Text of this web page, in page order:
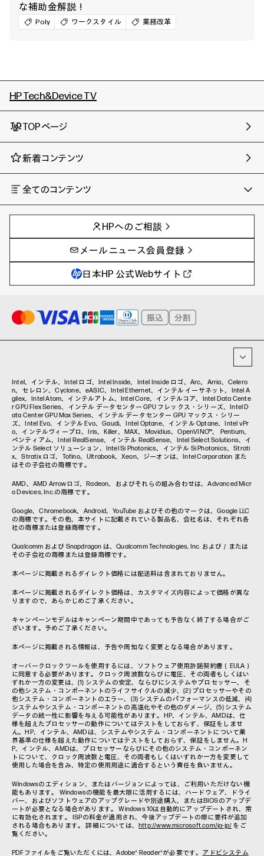
な補助金解説！
Poly ワークスタイル 業務改革
HP Tech&Device TV
TOPページ
新着コンテンツ
全てのコンテンツ
AIの進化と活用事例
製品トレンド & レビュー
サイバーセキュリティ
教育とテクノロジー
ハイブリッドワーク
プリンター
事例
イベントレポート
AI PC
AIワークステーション
Poly
WXP（DEXツール）
タグ一覧
HPへのご相談
メールニュース会員登録
日本HP 公式Webサイト
Intel、インテル、Intel ロゴ、Intel Inside、Intel Inside ロゴ、Arc、Arria、Celero
n、セレロン、Cyclone、eASIC、Intel Ethernet、インテル イーサネット、Intel A
gilex、Intel Atom、インテルアトム、Intel Core、インテルコア、Intel Data Cente
r GPU Flex Series、インテル データセンター GPU フレックス・シリーズ、Intel D
ata Center GPU Max Series、インテル データセンター GPU マックス・シリー
ズ、Intel Evo、インテル Evo、Gaudi、Intel Optane、インテル Optane、Intel vPr
o、インテルヴィープロ、Iris、Killer、MAX、Movidius、OpenVINO™、 Pentium、
ペンティアム、Intel RealSense、インテル RealSense、Intel Select Solutions、イ
ンテル Select ソリューション、Intel Si Photonics、インテル Si Photonics、Strati
x、Stratix ロゴ、Tofino、Ultrabook、Xeon、ジーオンは、Intel Corporation また
はその子会社の商標です。
AMD、AMD Arrowロゴ、Radeon、およびそれらの組み合わせは、Advanced Micr
o Devices, Inc.の商標です。
Google、Chromebook、Android、YouTube およびその他のマークは、Google LLC
の商標です。その他、本サイトに記載されている製品名、会社名は、それぞれ各
社の商標または登録商標です。
Qualcomm および Snapdragon は、Qualcomm Technologies, Inc. および／または
その子会社の商標または登録商標です。
本ページに掲載されるダイレクト価格には配送料は含まれておりません。
本ページに掲載されるダイレクト価格は、カスタマイズ内容によって価格が異な
りますので、あらかじめご了承ください。
キャンペーンモデルはキャンペーン期間中であっても予告なく終了する場合がご
ざいます。予めご了承ください。
本ページに掲載される情報は、予告や周知なく変更となる場合があります。
オーバークロックツールを使用するには、ソフトウェア使用許諾契約書（EULA）
に同意する必要があります。クロック周波数ならびに電圧、その両者もしくはい
ずれか一方の変更は、(1) システムの安定、ならびにシステムやプロセッサー、そ
の他システム・コンポーネントのライフサイクルの減少、(2) プロセッサーやその
他システム・コンポーネントのエラー、(3) システムのパフォーマンスの低減、(4)
システムやシステム・コンポーネントの高温化やその他のダメージ、(5) システム
データの統一性に影響を与える可能性があります。HP、インテル、AMDは、仕
様を超えたプロセッサーの動作についてはテストをしておらず、保証をしませ
ん。HP、インテル、AMDは、システムやシステム・コンポーネントについて業
界基準の仕様を超えた動作についてはテストをしておらず、保証をしません。H
P、インテル、AMDは、プロセッサーならびにその他のシステム・コンポーネン
トについて、クロック周波数と電圧、その両者もしくはいずれか一方を変更して
使用した場合を含み、特定の使用用途に適合するという責任を負いません。
Windowsのエディション、またはバージョンによっては、ご利用いただけない機
能もあります。 Windowsの機能を最大限に活用するには、ハードウェア、ドライ
バー、およびソフトウェアのアップグレードや別途購入、またはBIOSのアップデ
ートが必要となる場合があります。 Windows 10は自動的にアップデートされ、常
に有効化されます。 ISPの料金が適用され、今後アップデートの際に要件が追加
される場合もあります。 詳細については、 http://www.microsoft.com/ja-jp/ をご
覧ください。
PDFファイルをご覧いただくには、Adobe® Reader®が必要です。 アドビシステム